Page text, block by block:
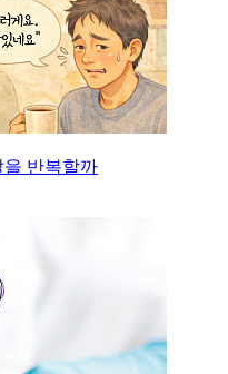
을 반복할까